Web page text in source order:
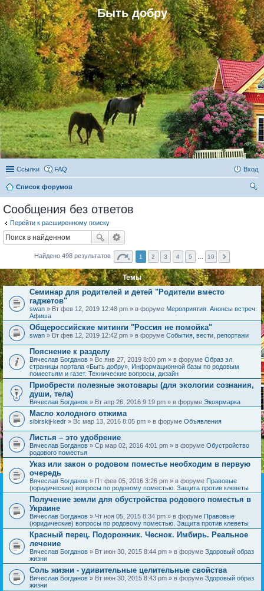
Быть добру
Ссылки FAQ Вход
Список форумов
Сообщения без ответов
Перейти к расширенному поиску
Найдено 498 результатов 1 2 3 4 5 10
Темы
Семинар для родителей и детей "Родители вместо
гаджетов"
swan » Вт фев 12, 2019 12:48 pm » в форуме Мероприятия. Анонсы встреч.
Афиша
Общероссийские митинги "Россия не помойка"
swan » Вт фев 12, 2019 12:42 pm » в форуме События, вести, репортажи
Пояснение к разделу
Вячеслав Богданов » Вс янв 27, 2019 8:00 pm » в форуме Образ эл.
страницы портала «Быть добру», Информационной базы по родовым
поместьям и газет. Технические вопросы, дизайн
Приобрести полезные экотовары (для экологии сознания,
души, тела)
Вячеслав Богданов » Вт апр 26, 2016 9:19 pm » в форуме Экоярмарка
Масло холодного отжима
sibirskij-kedr » Вс мар 13, 2016 8:05 pm » в форуме Объявления
Листья – это удобрение
Вячеслав Богданов » Ср мар 02, 2016 4:01 pm » в форуме Обустройство
родового поместья
Указ или закон о родовом поместье необходим в первую
очередь
Вячеслав Богданов » Пт фев 05, 2016 3:26 pm » в форуме Правовые
(юридические) вопросы по родовому поместью. Защита против клеветы
Получение земли для обустройства родового поместья в
Украине
Вячеслав Богданов » Чт ноя 05, 2015 8:34 pm » в форуме Правовые
(юридические) вопросы по родовому поместью. Защита против клеветы
Красный перец. Подорожник. Чеснок. Имбирь. Реальное
лечение
Вячеслав Богданов » Вт июн 30, 2015 8:44 pm » в форуме Здоровый образ
жизни
Соль жизни - удивительные целительные свойства
Вячеслав Богданов » Вт июн 30, 2015 8:43 pm » в форуме Здоровый образ
жизни